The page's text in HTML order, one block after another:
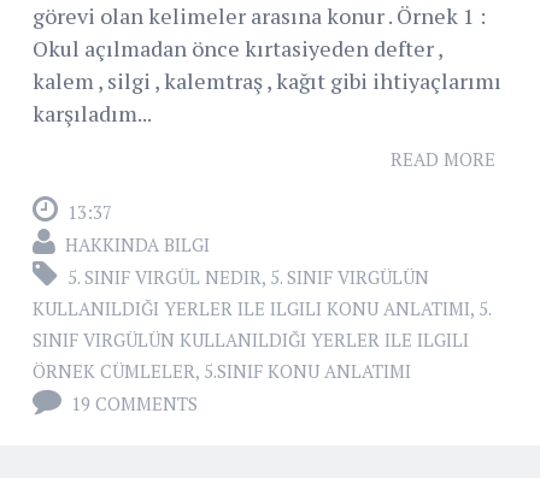
görevi olan kelimeler arasına konur . Örnek 1 :
Okul açılmadan önce kırtasiyeden defter ,
kalem , silgi , kalemtraş , kağıt gibi ihtiyaçlarımı
karşıladım...
READ MORE
13:37
HAKKINDA BILGI
5. SINIF VIRGÜL NEDIR, 5. SINIF VIRGÜLÜN
KULLANILDIĞI YERLER ILE ILGILI KONU ANLATIMI, 5.
SINIF VIRGÜLÜN KULLANILDIĞI YERLER ILE ILGILI
ÖRNEK CÜMLELER, 5.SINIF KONU ANLATIMI
19 COMMENTS